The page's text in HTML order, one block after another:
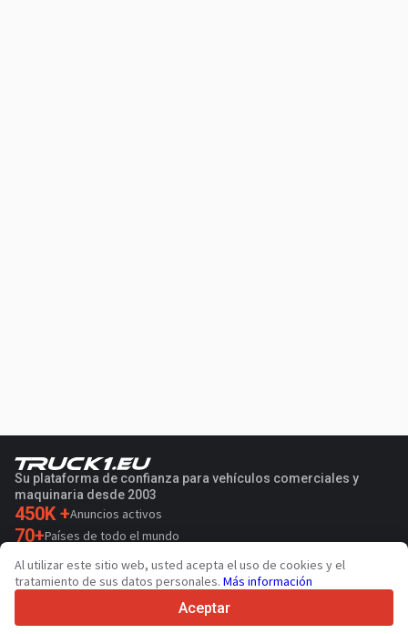
Su plataforma de confianza para vehículos comerciales y
maquinaria desde 2003
450K +Anuncios activos
70+Países de todo el mundo
36Idiomas admitidos
4.7/5
Al utilizar este sitio web, usted acepta el uso de cookies y el
tratamiento de sus datos personales. Más información
Aceptar